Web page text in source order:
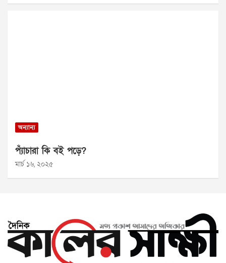
অন্যান্য
প্যাঁচারা কি বই পড়ে?
মার্চ ১৬, ২০২৫